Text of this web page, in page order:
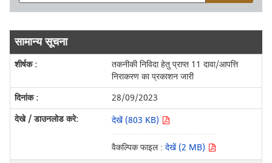
सामान्य सूचना
तकनीकी निविदा हेतु प्राप्‍त 11 दावा/आपत्ति
निराकरण का प्रकाशन जारी
28/09/2023
देखें (803 KB)
वैकल्पिक फाइल : देखें (2 MB)